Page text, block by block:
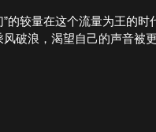
抖
音
”的较量在这个流量为王的
破浪，渴望自己的声音被